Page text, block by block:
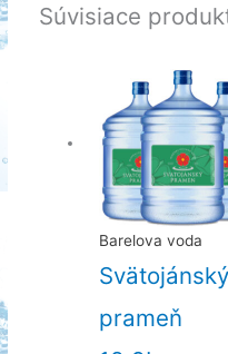
Súvisiace
Barelova voda
Svätojánský
prameň